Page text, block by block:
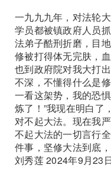
一九九九年，对法轮
学员都被镇政府人员
法弟子酷刑折磨，目
修被打得体无完肤，
也到政府院对我大打
不深，不懂得什么是
一看这架势，我的恐
炼了！”我现在明白了
对不起大法。现在我
不起大法的一切言行
件事，坚修大法到底，
刘秀莲 2024年9月23